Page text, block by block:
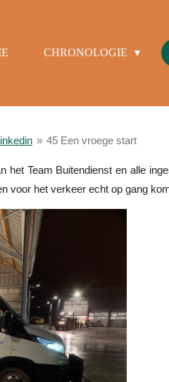
CHRONOLOGIE
» 45 Een vroege start
Team Buitendienst en alle
voor het verkeer echt op gang